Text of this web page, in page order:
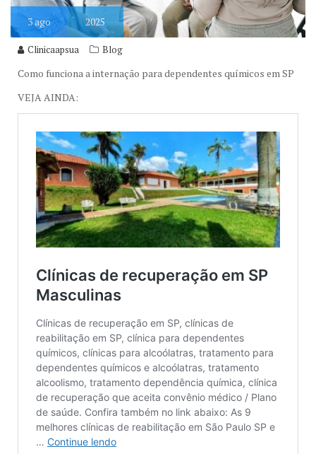
3ago 2025
Clinicaapsua Blog
Como funciona a internação para dependentes químicos em SP
VEJA AINDA: